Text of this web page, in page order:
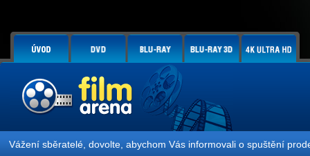
Vážení sběratelé, dovolte, abychom Vás informovali o spuštění